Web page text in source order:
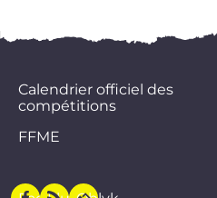
Calendrier officiel des
compétitions
FFME